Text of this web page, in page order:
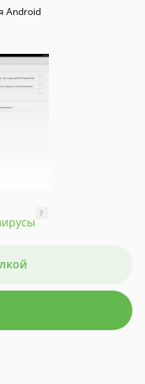
Android
?